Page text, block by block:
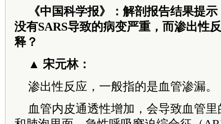
《中国科学报》：解剖报告结果提
没有SARS导致的病变严重，而渗出性
释？
▲ 宋元林：
渗出性反应，一般指的是血管渗漏。
血管内皮通透性增加，会导致血管